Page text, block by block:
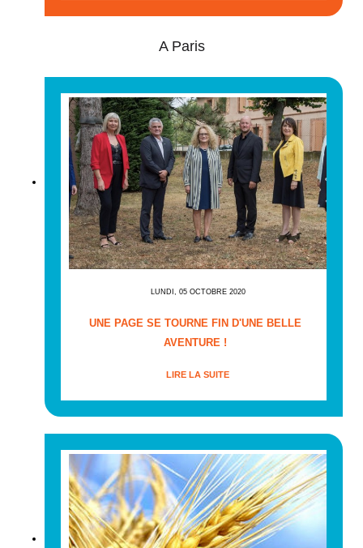
A Paris
LUNDI, 05 OCTOBRE 2020
UNE PAGE SE TOURNE FIN D'UNE BELLE
AVENTURE !
LIRE LA SUITE